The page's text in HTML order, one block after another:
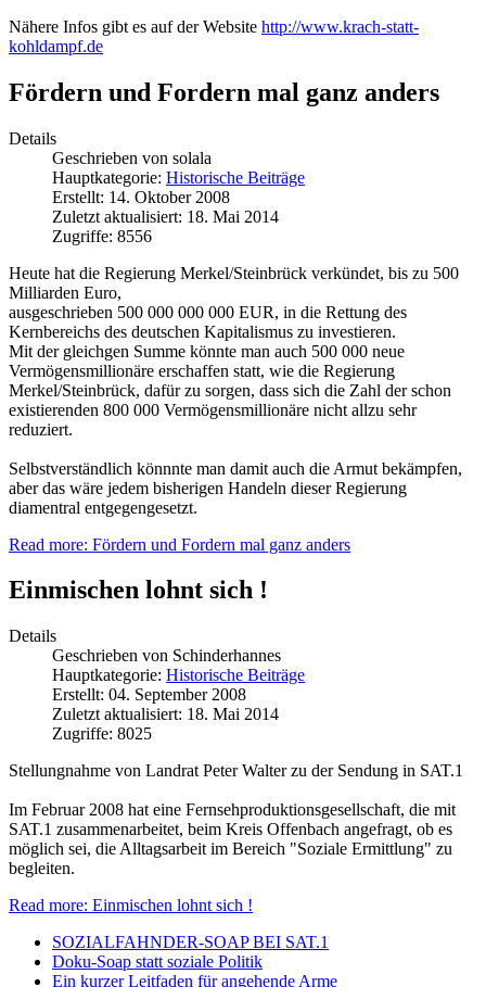
Nähere Infos gibt es auf der Website http://www.krach-statt-
kohldampf.de
Fördern und Fordern mal ganz anders
Details
Geschrieben von solala
Hauptkategorie: Historische Beiträge
Erstellt: 14. Oktober 2008
Zuletzt aktualisiert: 18. Mai 2014
Zugriffe: 8556
Heute hat die Regierung Merkel/Steinbrück verkündet, bis zu 500
Milliarden Euro,
ausgeschrieben 500 000 000 000 EUR, in die Rettung des
Kernbereichs des deutschen Kapitalismus zu investieren.
Mit der gleichgen Summe könnte man auch 500 000 neue
Vermögensmillionäre erschaffen statt, wie die Regierung
Merkel/Steinbrück, dafür zu sorgen, dass sich die Zahl der schon
existierenden 800 000 Vermögensmillionäre nicht allzu sehr
reduziert.
Selbstverständlich könnnte man damit auch die Armut bekämpfen,
aber das wäre jedem bisherigen Handeln dieser Regierung
diamentral entgegengesetzt.
Read more: Fördern und Fordern mal ganz anders
Einmischen lohnt sich !
Details
Geschrieben von Schinderhannes
Hauptkategorie: Historische Beiträge
Erstellt: 04. September 2008
Zuletzt aktualisiert: 18. Mai 2014
Zugriffe: 8025
Stellungnahme von Landrat Peter Walter zu der Sendung in SAT.1
Im Februar 2008 hat eine Fernsehproduktionsgesellschaft, die mit
SAT.1 zusammenarbeitet, beim Kreis Offenbach angefragt, ob es
möglich sei, die Alltagsarbeit im Bereich "Soziale Ermittlung" zu
begleiten.
Read more: Einmischen lohnt sich !
SOZIALFAHNDER-SOAP BEI SAT.1
Doku-Soap statt soziale Politik
Ein kurzer Leitfaden für angehende Arme